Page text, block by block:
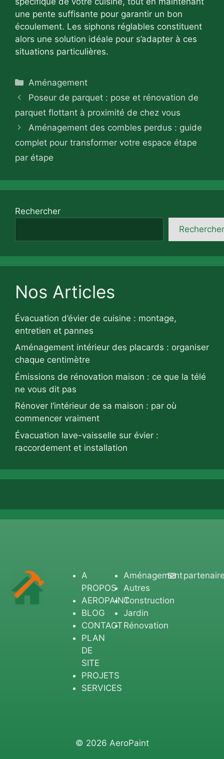
une pente suffisante pour garantir un bon
écoulement. Les siphons réglables constituent
alors une solution idéale pour s’adapter à ces
situations particulières.
Catégories
Aménagement
Poseur de parquet : pose et rénovation de
parquet flottant à proximité de chez vous
Aménagement des combles perdus : guide
complet pour transformer votre espace étape
par étape
Rechercher
Rechercher
Nos Articles
Évacuation d’évier de cuisine : montage,
entretien et pannes
Aménagement intérieur des placards : organiser
chaque centimètre
Émissions de rénovation maison : ce que la télé
ne vous dit pas
Rénover l’intérieur de sa maison : par où
commencer vraiment
Évacuation lave-vaisselle sur évier :
raccordement et installation
A
PROPOS
AEROPAINT
BLOG
CONTACT
PLAN
DE
SITE
PROJETS
SERVICES
Aménagement
Autres
Construction
Jardin
Rénovation
© 2026 AeroPaint